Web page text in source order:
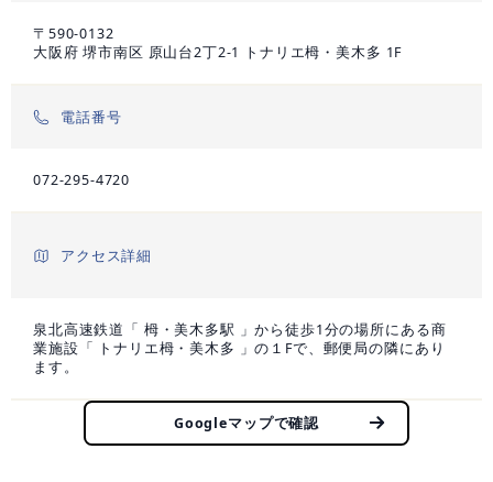
〒590-0132
大阪府 堺市南区 原山台2丁2-1 トナリエ栂・美木多 1F
電話番号
072-295-4720
アクセス詳細
泉北高速鉄道「 栂・美木多駅 」から徒歩1分の場所にある商
業施設「 トナリエ栂・美木多 」の１Fで、郵便局の隣にあり
ます。
Googleマップで確認